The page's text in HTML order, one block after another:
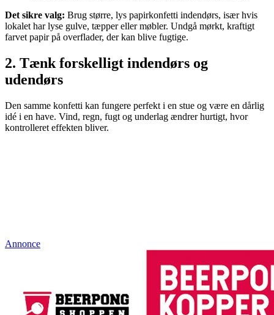
Det sikre valg: Brug større, lys papirkonfetti indendørs, især hvis
lokalet har lyse gulve, tæpper eller møbler. Undgå mørkt, kraftigt
farvet papir på overflader, der kan blive fugtige.
2. Tænk forskelligt indendørs og
udendørs
Den samme konfetti kan fungere perfekt i en stue og være en dårlig
idé i en have. Vind, regn, fugt og underlag ændrer hurtigt, hvor
kontrolleret effekten bliver.
Annonce